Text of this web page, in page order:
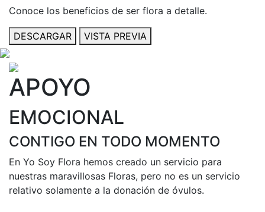
Conoce los beneficios de ser flora a detalle.
DESCARGAR VISTA PREVIA
APOYO
EMOCIONAL
CONTIGO EN TODO MOMENTO
En Yo Soy Flora hemos creado un servicio para
nuestras maravillosas Floras, pero no es un servicio
relativo solamente a la donación de óvulos.